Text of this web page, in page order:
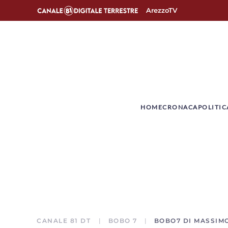
ArezzoTV
­HOMECRONACA
CANALE 81 DT BOBO 7 BOBO7 DI